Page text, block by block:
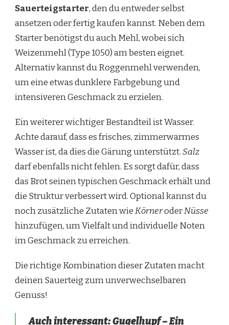
Sauerteigstarter, den du entweder selbst
ansetzen oder fertig kaufen kannst. Neben dem
Starter benötigst du auch Mehl, wobei sich
Weizenmehl (Type 1050) am besten eignet.
Alternativ kannst du Roggenmehl verwenden,
um eine etwas dunklere Farbgebung und
intensiveren Geschmack zu erzielen.
Ein weiterer wichtiger Bestandteil ist Wasser.
Achte darauf, dass es frisches, zimmerwarmes
Wasser ist, da dies die Gärung unterstützt.Salz
darf ebenfalls nicht fehlen. Es sorgt dafür, dass
das Brot seinen typischen Geschmack erhält und
die Struktur verbessert wird. Optional kannst du
noch zusätzliche Zutaten wieKörneroderNüsse
hinzufügen, um Vielfalt und individuelle Noten
im Geschmack zu erreichen.
Die richtige Kombination dieser Zutaten macht
deinen Sauerteig zum unverwechselbaren
Genuss!
Auch interessant:Gugelhupf – Ein